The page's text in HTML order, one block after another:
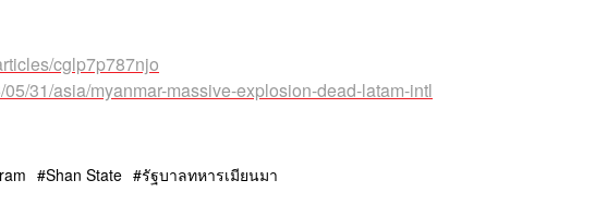
cglp7p787njo
31/asia/myanmar-massive-explosion-dead-latam-intl
Shan State รัฐบาลทหารเมียนมา